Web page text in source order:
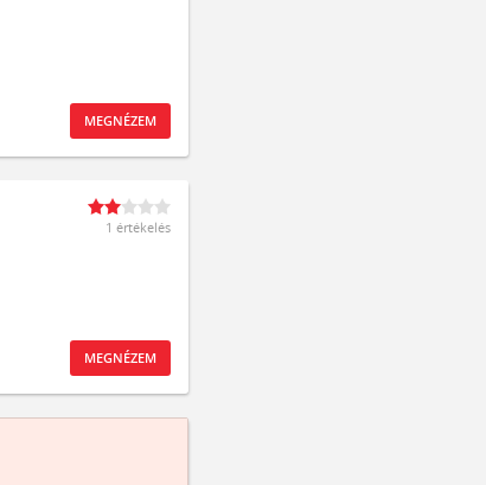
MEGNÉZEM
1 értékelés
MEGNÉZEM